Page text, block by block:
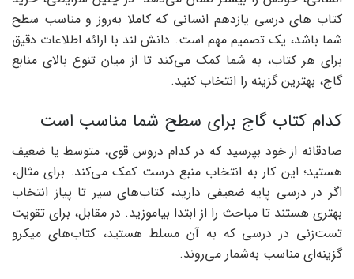
کتاب های درسی یازدهم انسانی که کاملا به‌روز و مناسب سطح
شما باشد، یک تصمیم مهم است. دانش لند با ارائه اطلاعات دقیق
برای هر کتاب، به شما کمک می‌کند تا از میان تنوع بالای منابع
گاج، بهترین گزینه را انتخاب کنید.
کدام کتاب گاج برای سطح شما مناسب است
صادقانه از خود بپرسید که در کدام دروس قوی، متوسط یا ضعیف
هستید؛ این کار به انتخاب منبع درست کمک می‌کند. برای مثال،
اگر در درسی پایه ضعیفی دارید، کتاب‌های سیر تا پیاز انتخاب
بهتری هستند تا مباحث را از ابتدا بیاموزید. در مقابل، برای تقویت
تست‌زنی در درسی که به آن مسلط هستید، کتاب‌های میکرو
گزینه‌ای مناسب به‌شمار می‌روند.